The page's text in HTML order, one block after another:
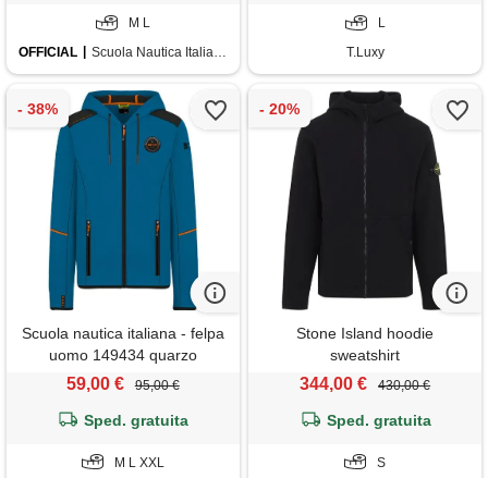
M L
OFFICIAL
Scuola Nautica Italiana
L
T.Luxy
Scuola nautica italiana - felpa
uomo 149434 quarzo
59,00 € 95,00 €
Sped. gratuita
M L XXL
Stone Island hoodie
sweatshirt
344,00 € 430,00 €
Sped. gratuita
S